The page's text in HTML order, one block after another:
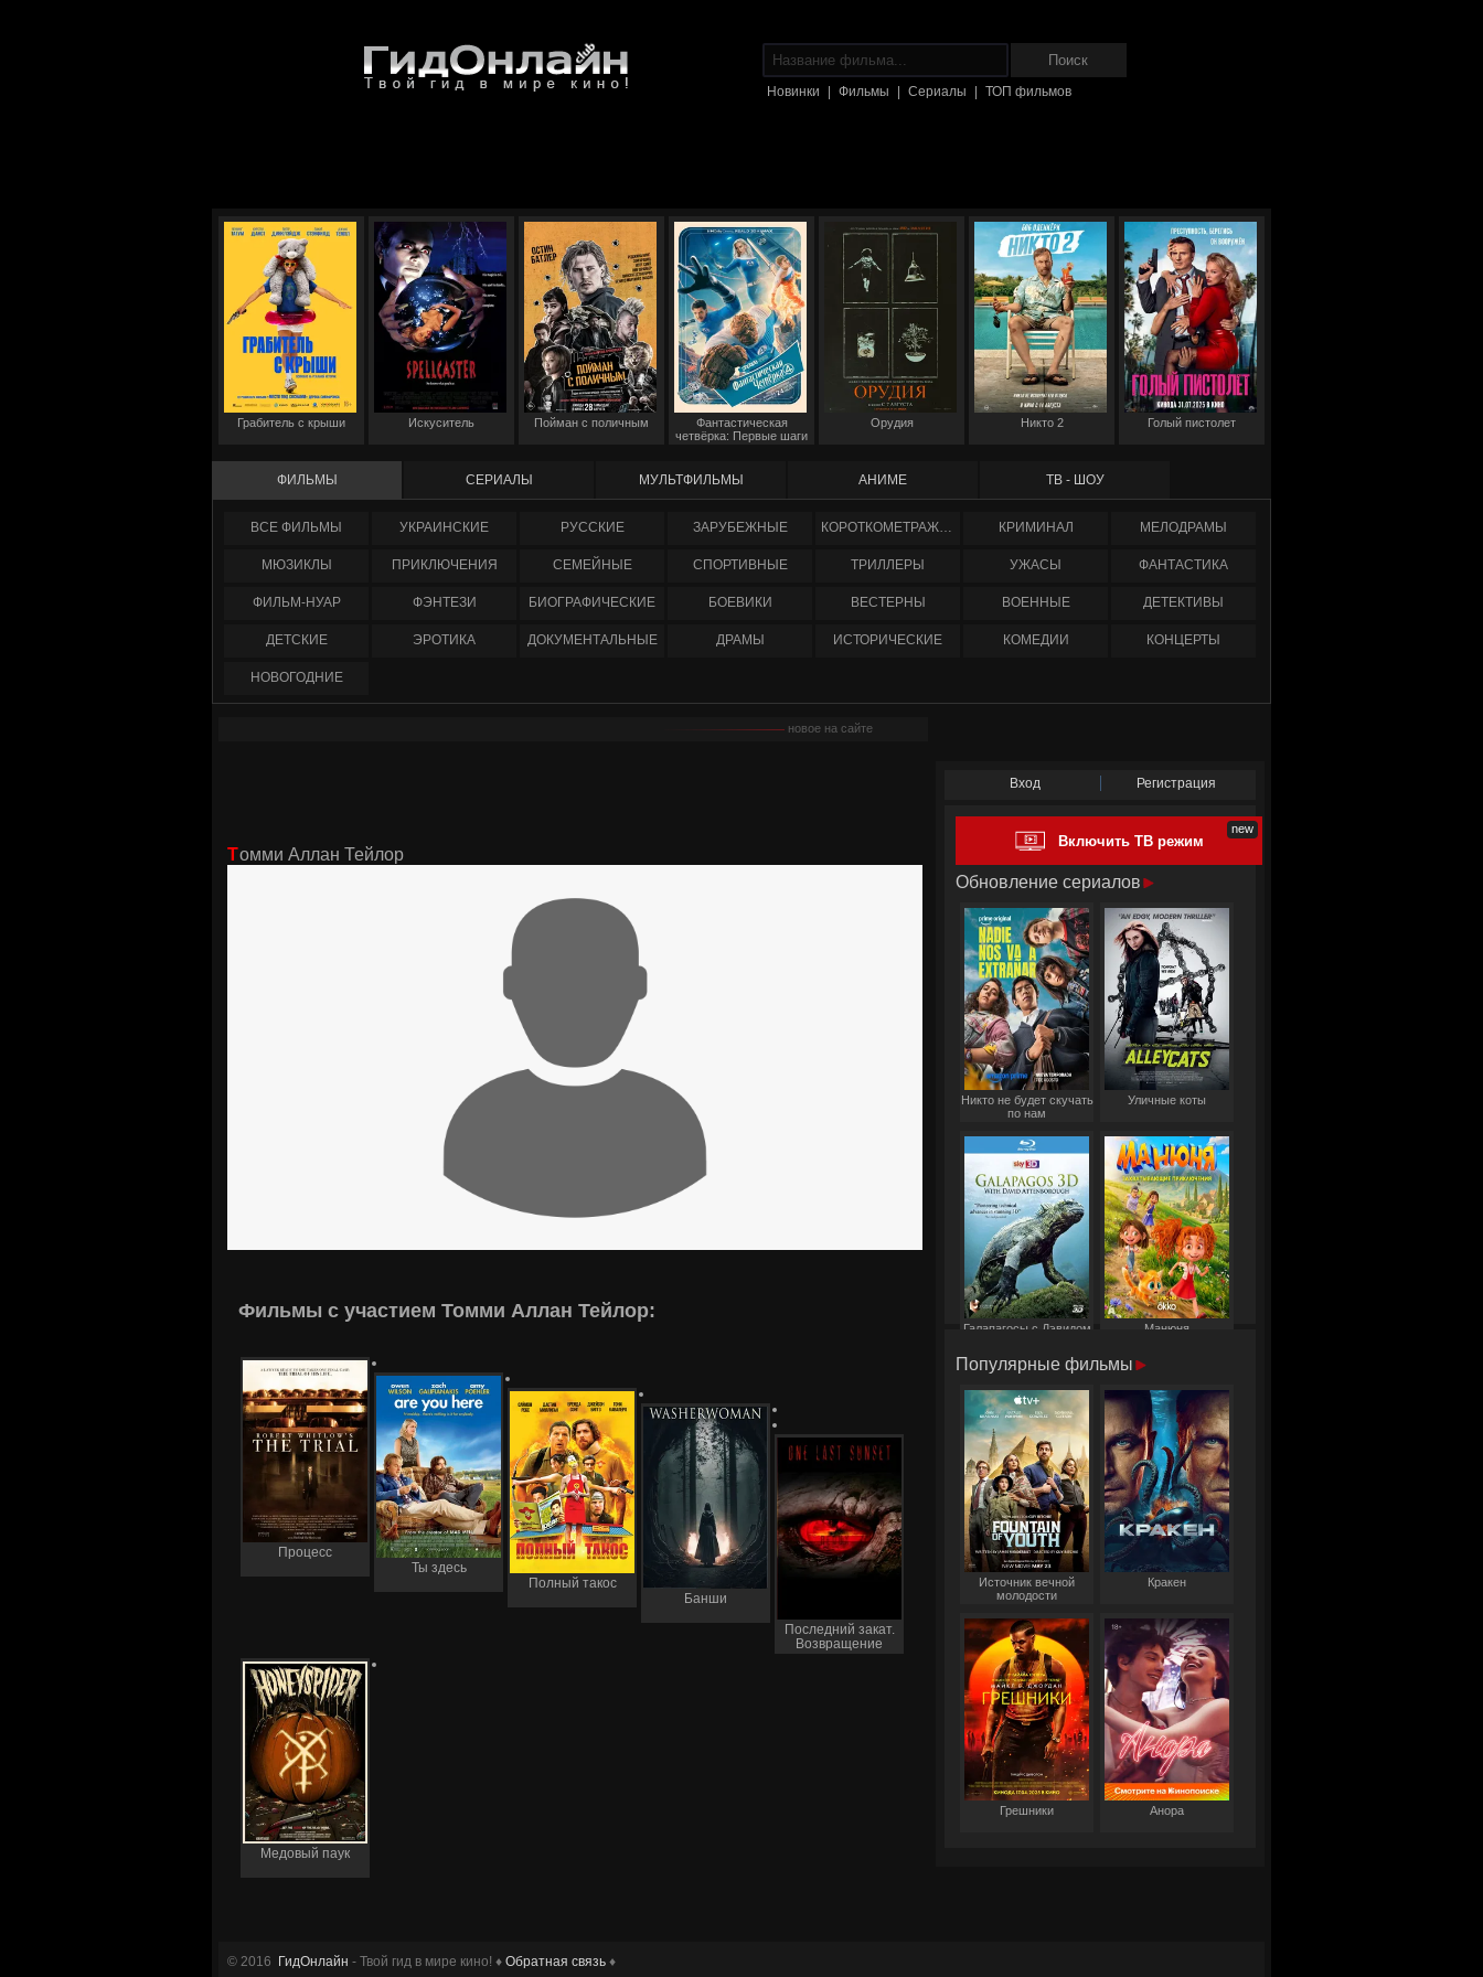
Новинки Фильмы Сериалы ТОП фильмов
Грабитель с крыши Искуситель Пойман с поличным
Фантастическая
четвёрка: Первые шаги
Орудия Никто 2 Голый пистолет
ФИЛЬМЫ СЕРИАЛЫ МУЛЬТФИЛЬМЫ АНИМЕ ТВ - ШОУ
ФИЛЬМЫ УКРАИНCКИЕ РУССКИЕ ЗАРУБЕЖНЫЕ КОРОТКОМЕТРАЖНЫЕ КРИМИНАЛ МЕЛОДРАМЫ
МЮЗИКЛЫ ПРИКЛЮЧЕНИЯ СЕМЕЙНЫЕ СПОРТИВНЫЕ ТРИЛЛЕРЫ УЖАСЫ ФАНТАСТИКА
ФИЛЬМ-НУАР ФЭНТЕЗИ БИОГРАФИЧЕСКИЕ БОЕВИКИ ВЕСТЕРНЫ ВОЕННЫЕ ДЕТЕКТИВЫ
ДЕТСКИЕ ЭРОТИКА ДОКУМЕНТАЛЬНЫЕ ДРАМЫ ИСТОРИЧЕСКИЕ КОМЕДИИ КОНЦЕРТЫ
НОВОГОДНИЕ
новое на сайте
Томми Аллан Тейлор
Фильмы с участием Томми Аллан Тейлор:
Процесс
Ты здесь
Полный такос
Банши
Последний закат.
Возвращение
Медовый паук
Вход Регистрация
Включить ТВ режим
Обновление сериалов
Никто не будет скучать
по нам
Уличные коты
Галапагосы с Дэвидом
Манюня
Популярные фильмы
Источник вечной
молодости
Кракен
Грешники Анора
© 2016 ГидОнлайн - Твой гид в мире кино! ♦ Обратная связь ♦